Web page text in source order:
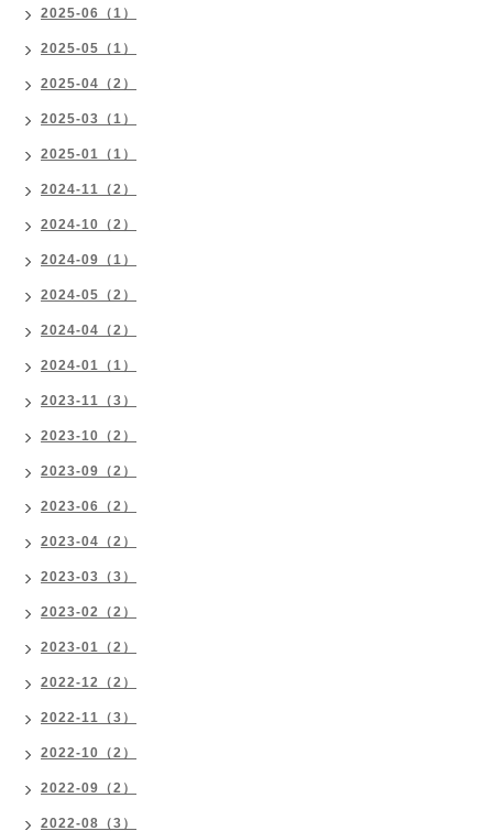
2025-06（1）
2025-05（1）
2025-04（2）
2025-03（1）
2025-01（1）
2024-11（2）
2024-10（2）
2024-09（1）
2024-05（2）
2024-04（2）
2024-01（1）
2023-11（3）
2023-10（2）
2023-09（2）
2023-06（2）
2023-04（2）
2023-03（3）
2023-02（2）
2023-01（2）
2022-12（2）
2022-11（3）
2022-10（2）
2022-09（2）
2022-08（3）